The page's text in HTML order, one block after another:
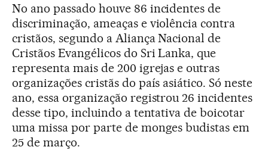
No ano passado houve 86 incidentes de
discriminação, ameaças e violência contra
cristãos, segundo a Aliança Nacional de
Cristãos Evangélicos do Sri Lanka, que
representa mais de 200 igrejas e outras
organizações cristãs do país asiático. Só neste
ano, essa organização registrou 26 incidentes
desse tipo, incluindo a tentativa de boicotar
uma missa por parte de monges budistas em
25 de março.